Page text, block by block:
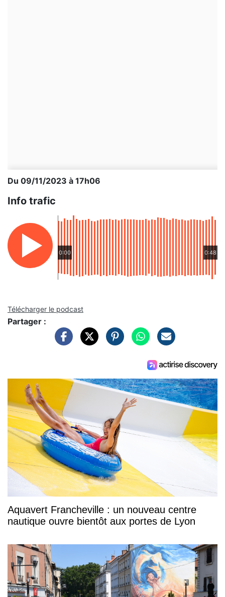
Du 09/11/2023 à 17h06
Info trafic
0:00 0:48
Télécharger le podcast
Partager :
Aquavert Francheville : un nouveau centre
nautique ouvre bientôt aux portes de Lyon